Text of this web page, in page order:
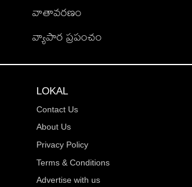
వాతావరణం
వ్యాపార ప్రపంచం
LOKAL
Contact Us
About Us
Privacy Policy
Terms & Conditions
Advertise with us